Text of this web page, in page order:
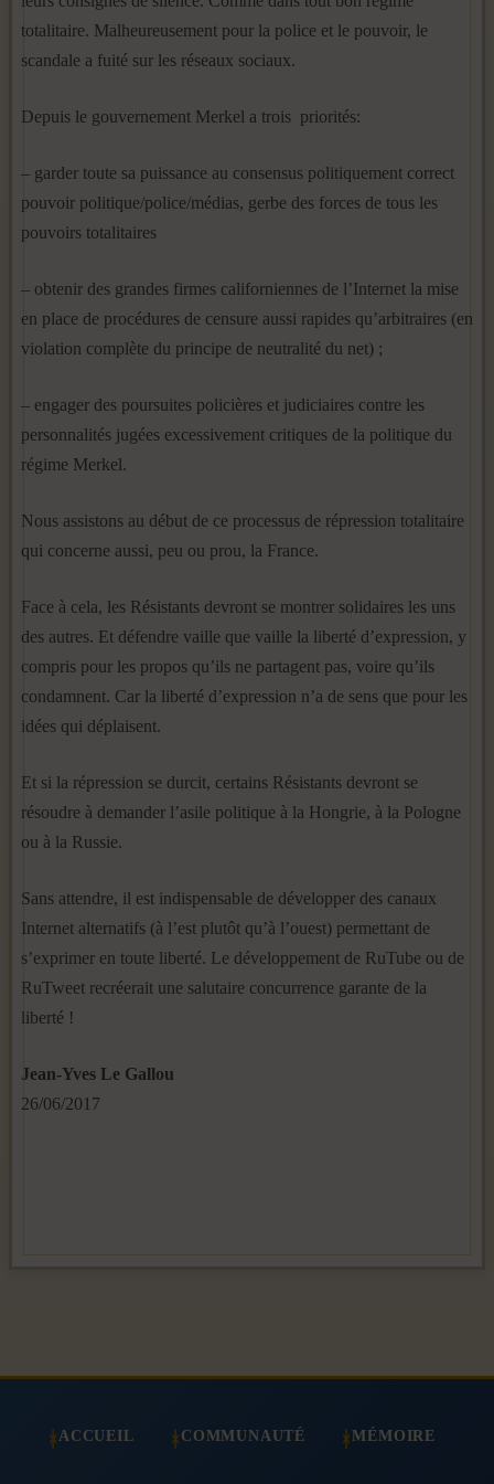
totalitaire. Malheureusement pour la police et le pouvoir, le
scandale a fuité sur les réseaux sociaux.
Depuis le gouvernement Merkel a trois priorités:
– garder toute sa puissance au consensus politiquement correct
pouvoir politique/police/médias, gerbe des forces de tous les
pouvoirs totalitaires
– obtenir des grandes firmes californiennes de l’Internet la mise
en place de procédures de censure aussi rapides qu’arbitraires (en
violation complète du principe de neutralité du net) ;
– engager des poursuites policières et judiciaires contre les
personnalités jugées excessivement critiques de la politique du
régime Merkel.
Nous assistons au début de ce processus de répression totalitaire
qui concerne aussi, peu ou prou, la France.
Face à cela, les Résistants devront se montrer solidaires les uns
des autres. Et défendre vaille que vaille la liberté d’expression, y
compris pour les propos qu’ils ne partagent pas, voire qu’ils
condamnent. Car la liberté d’expression n’a de sens que pour les
idées qui déplaisent.
Et si la répression se durcit, certains Résistants devront se
résoudre à demander l’asile politique à la Hongrie, à la Pologne
ou à la Russie.
Sans attendre, il est indispensable de développer des canaux
Internet alternatifs (à l’est plutôt qu’à l’ouest) permettant de
s’exprimer en toute liberté. Le développement de RuTube ou de
RuTweet recréerait une salutaire concurrence garante de la
liberté !
Jean-Yves Le Gallou
26/06/2017
ACCUEIL COMMUNAUTÉ MÉMOIRE